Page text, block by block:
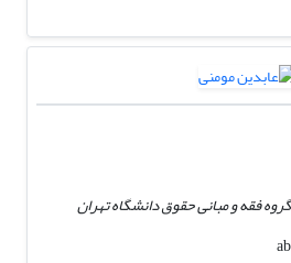
فقه و مبانی حقوق دانشگاه تهران